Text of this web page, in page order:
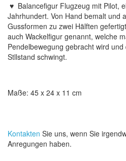
♥ Balancefigur Flugzeug mit Pilot,
Jahrhundert. Von Hand bemalt und
Gussformen zu zwei Hälften gefertigt
auch Wackelfigur genannt, welche
Pendelbewegung gebracht wird
Stllstand schwingt.
Maße: 45 x 24 x 11 cm
Kontakten Sie uns, wenn Sie
Anregungen haben.